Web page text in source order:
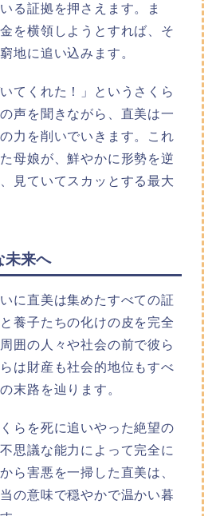
る証拠を押さえます。ま
を横領しようとすれば、そ
地に追い込みます。
てくれた！」というさくら
声を聞きながら、直美は一
力を削いでいきます。これ
母娘が、鮮やかに形勢を逆
見ていてスカッとする最大
未来へ
に直美は集めたすべての証
養子たちの化けの皮を完全
囲の人々や社会の前で彼ら
は財産も社会的地位もすべ
末路を辿ります。
らを死に追いやった絶望の
思議な能力によって完全に
ら害悪を一掃した直美は、
の意味で穏やかで温かい暮